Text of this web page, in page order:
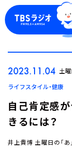
ログ
2023.11.04 土
ライフスタイル・健康
自己肯定感
きるには？
井上貴博 土曜日の「あ